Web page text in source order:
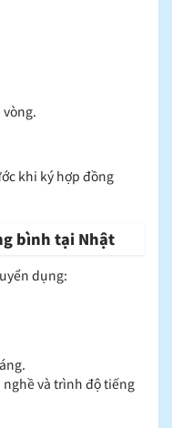
khi ký hợp đồng
bình tại Nhật
dụng:
và trình độ tiếng